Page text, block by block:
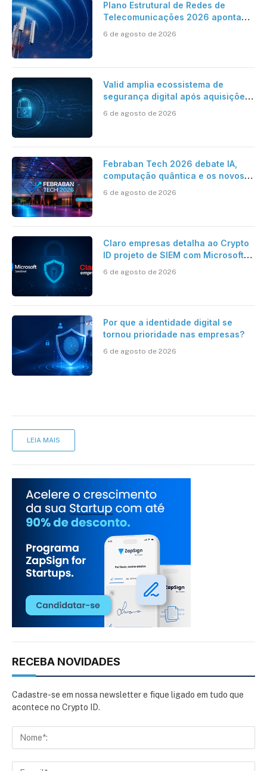
Plano Estrutural de Redes de
Telecomunicações 2026 aponta
mantém desafio
6 de agosto de 2026
Valid amplia ecossistema de
segurança digital após aquisições
6 de agosto de 2026
Febraban Tech 2026 debate IA,
computação quântica e os novos
6 de agosto de 2026
Claro empresas detalha ao Crypto
ID projeto de SIEM com Microsoft
automatizada
6 de agosto de 2026
Por que a identidade digital se
tornou prioridade nas empresas?
6 de agosto de 2026
LEIA MAIS
RECEBA NOVIDADES
Cadastre-se em nossa newsletter e fique ligado em tudo que
acontece no Crypto ID.